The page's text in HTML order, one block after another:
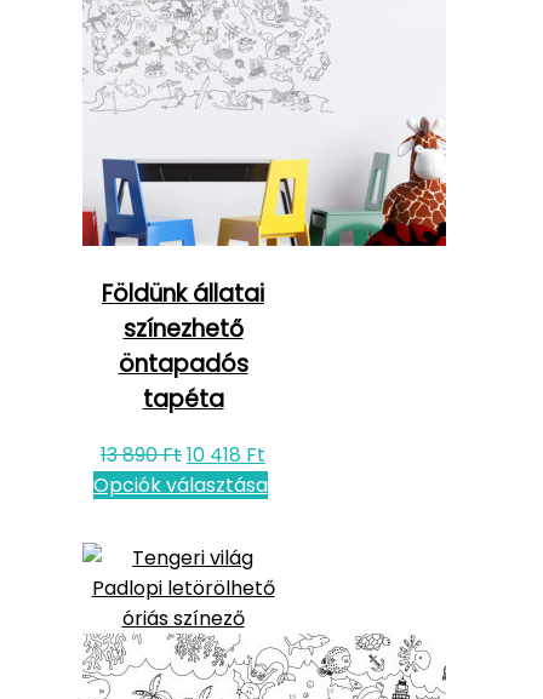
Földünk állatai
színezhető
öntapadós
tapéta
13 890Ft10 418 Ft
Opciók választása